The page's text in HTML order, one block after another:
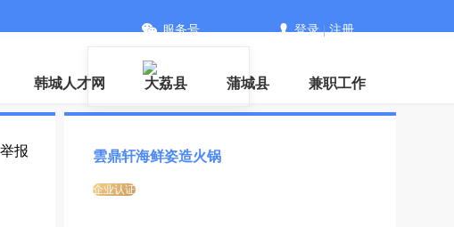
服务号 登录|注册
韩城人才网 大荔县 蒲城县 兼职工作
举报 雲鼎轩海鲜姿造火锅
企业认证